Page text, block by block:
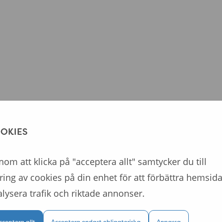
att klicka på "acceptera allt" samtycker du till
av cookies på din enhet för att förbättra
trafik och riktade annonser.